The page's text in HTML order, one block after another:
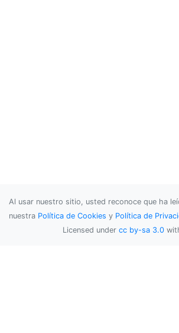
Al usar nuestro sitio, usted reconoce que ha
nuestra Política de Cookies y Política de
Licensed under cc by-sa 3.0